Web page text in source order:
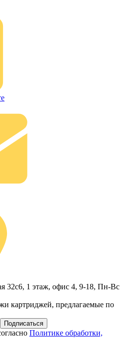
32с6, 1 этаж, офис 4, 9-18, Пн-Вс
картриджей, предлагаемые по
Подписаться
Политике обработки,